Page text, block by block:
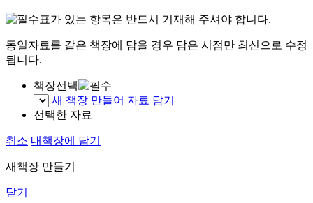
표가 있는 항목은 반드시 기재해 주셔야 합니다.
동일자료를 같은 책장에 담을 경우 담은 시점만 최신으로 수정
됩니다.
책장선택
새 책장 만들어 자료 담기
선택한 자료
취소 내책장에 담기
새책장 만들기
닫기